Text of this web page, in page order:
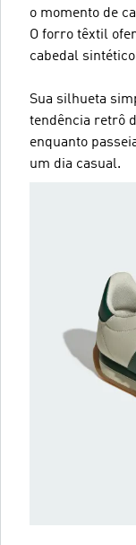
o momento de
O forro têxtil
cabedal
Sua silhueta
tendência retrô
enquanto
um dia casual.